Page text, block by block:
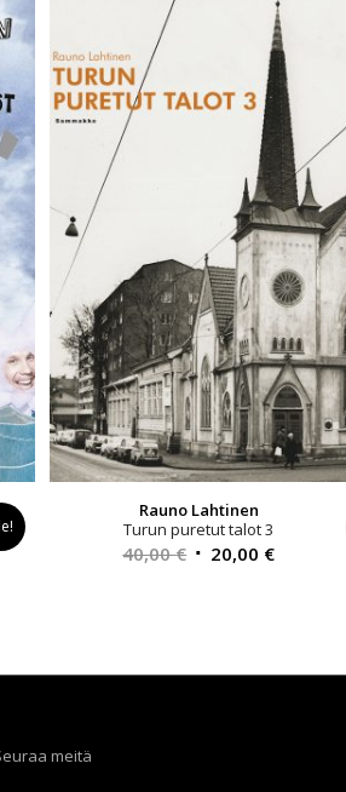
Rauno Lahtinen
Turun puretut talot 3
40,00€ Alkuperäinen
20,00 €
meitä